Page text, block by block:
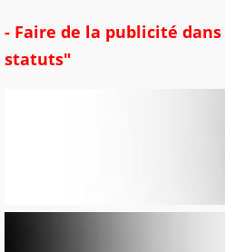
- Faire de la publicité
statuts"